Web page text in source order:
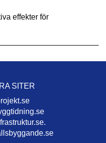
effekter för
SITER